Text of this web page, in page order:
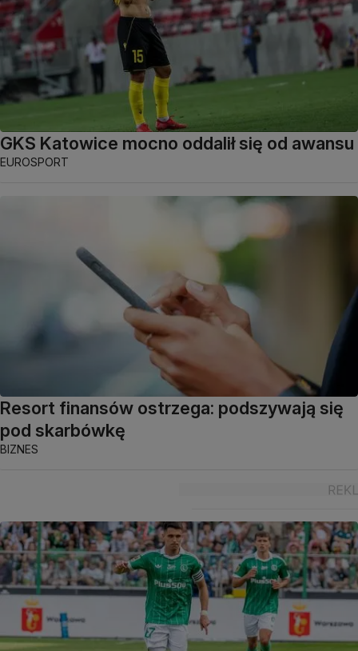
GKS Katowice mocno oddalił się od awansu
EUROSPORT
Resort finansów ostrzega: podszywają się
pod skarbówkę
BIZNES